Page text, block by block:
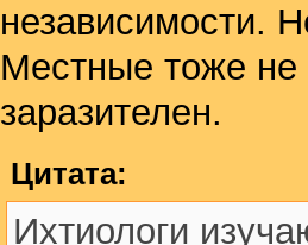
независимости.
Местные тоже не
заразителен.
Цитата:
Ихтиологи